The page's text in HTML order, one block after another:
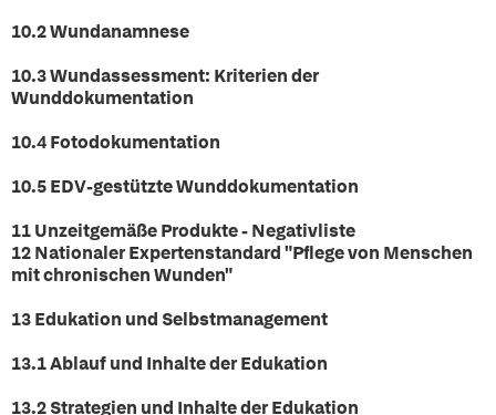
10.2 Wundanamnese
10.3 Wundassessment: Kriterien der
Wunddokumentation
10.4 Fotodokumentation
10.5 EDV-gestützte Wunddokumentation
11 Unzeitgemäße Produkte - Negativliste
12 Nationaler Expertenstandard "Pflege von Menschen
mit chronischen Wunden"
13 Edukation und Selbstmanagement
13.1 Ablauf und Inhalte der Edukation
13.2 Strategien und Inhalte der Edukation